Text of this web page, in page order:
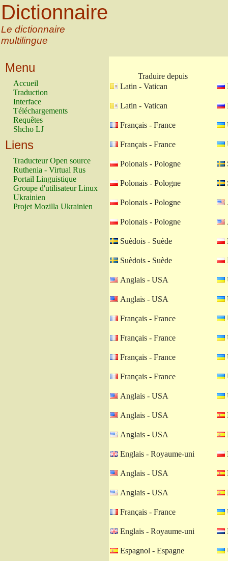
Dictionnaire
Le dictionnaire
multilingue
Menu
Accueil
Traduction
Interface
Téléchargements
Requêtes
Shcho LJ
Liens
Traducteur Open source
Ruthenia - Virtual Rus
Portail Linguistique
Groupe d'utilisateur Linux
Ukrainien
Projet Mozilla Ukrainien
Traduire depuis
Latin - Vatican
Latin - Vatican
Français - France
Français - France
Polonais - Pologne
Polonais - Pologne
Polonais - Pologne
Polonais - Pologne
Suèdois - Suède
Suèdois - Suède
Anglais - USA
Anglais - USA
Français - France
Français - France
Français - France
Français - France
Anglais - USA
Anglais - USA
Anglais - USA
Englais - Royaume-uni
Anglais - USA
Anglais - USA
Français - France
Englais - Royaume-uni
Espagnol - Espagne